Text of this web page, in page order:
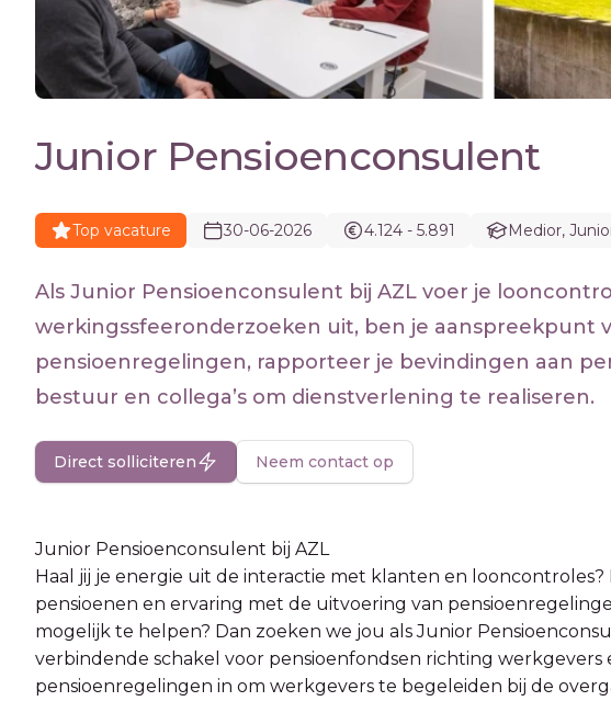
Junior Pensioenconsulent
Top vacature 30-06-2026 4.124 - 5.891 Medior,
Als Junior Pensioenconsulent bij AZL voer je
werkingssfeeronderzoeken uit, ben je aanspreekpunt
pensioenregelingen, rapporteer je bevindingen aan
bestuur en collega’s om dienstverlening te realiseren.
Direct solliciteren Neem contact op
Junior Pensioenconsulent bij AZL
Haal jij je energie uit de interactie met klanten en looncontroles?
pensioenen en ervaring met de uitvoering van
mogelijk te helpen? Dan zoeken we jou als Junior
verbindende schakel voor pensioenfondsen richting werkgevers
pensioenregelingen in om werkgevers te begeleiden bij de